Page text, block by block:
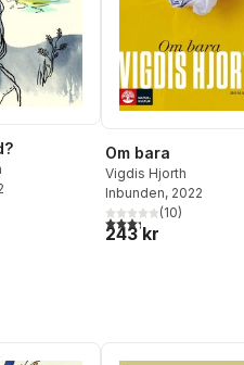
Totalt antal röster:
Om bara
Vigdis Hjorth
Inbunden, 2022
3,3utav 5 stjärnor.
(10)
243 kr